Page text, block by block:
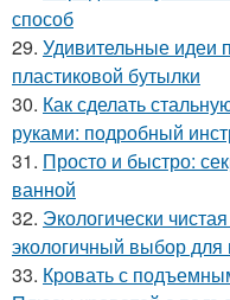
способ
29. Удивительные идеи
пластиковой бутылки
30. Как сделать
руками: подробный
31. Просто и быстро:
ванной
32. Экологически
экологичный выбор
33. Кровать с